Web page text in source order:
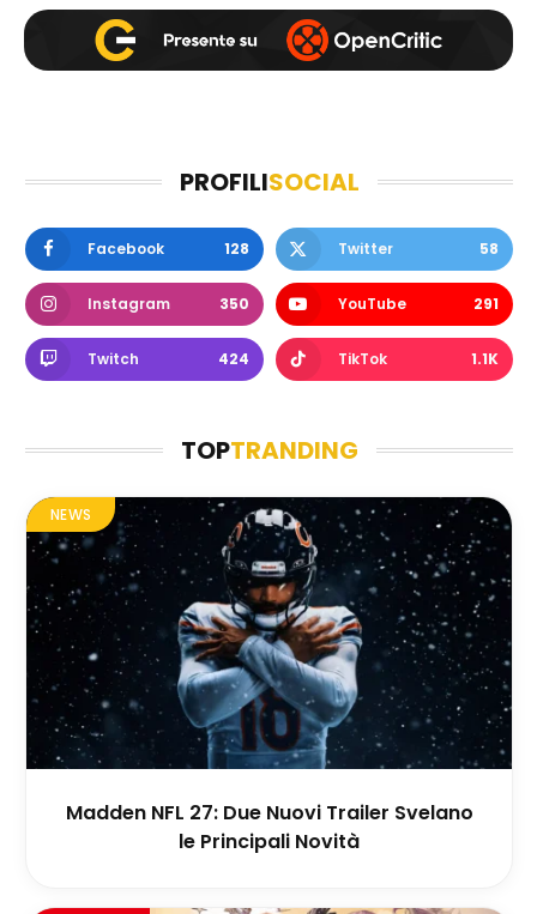
PROFILISOCIAL
Facebook 128 Twitter 58
Instagram 350 YouTube 291
Twitch 424 TikTok 1.1K
TOPTRANDING
NEWS
Madden NFL 27: Due Nuovi Trailer Svelano
le Principali Novità